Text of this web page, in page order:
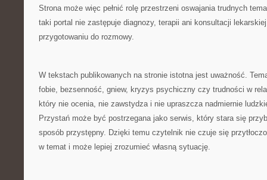
Strona może więc pełnić rolę przestrzeni oswajania trudnych
taki portal nie zastępuje diagnozy, terapii ani konsultacji
przygotowaniu do rozmowy.
W tekstach publikowanych na stronie istotna jest uważność.
fobie, bezsenność, gniew, kryzys psychiczny czy trudności w
który nie ocenia, nie zawstydza i nie upraszcza nadmiernie
Przystań może być postrzegana jako serwis, który stara się
sposób przystępny. Dzięki temu czytelnik nie czuje się
w temat i może lepiej zrozumieć własną sytuację.